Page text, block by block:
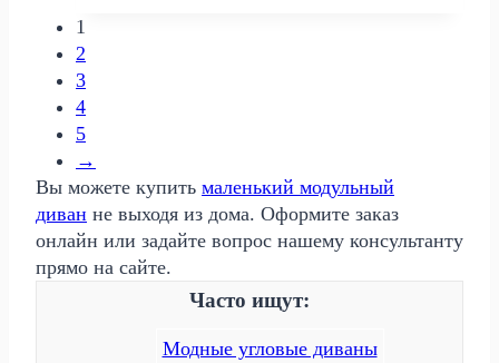
1
2
3
4
5
→
Вы можете купить маленький модульный
диван не выходя из дома. Оформите заказ
онлайн или задайте вопрос нашему консультанту
прямо на сайте.
Часто ищут:
Модные угловые диваны